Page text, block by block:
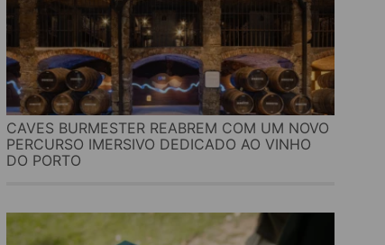
CAVES BURMESTER REABREM COM UM NOVO
PERCURSO IMERSIVO DEDICADO AO VINHO
DO PORTO